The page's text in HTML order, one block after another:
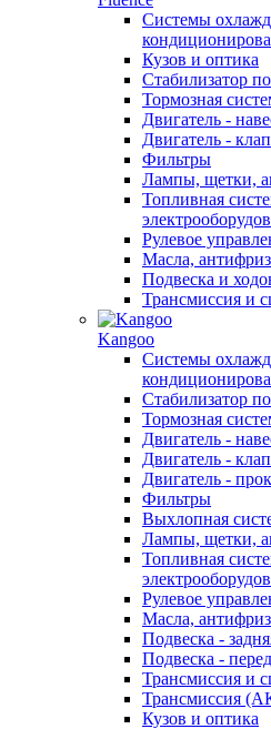
Системы
Кузов и оптика
Стабилизатор
Тормозная
Двигатель -
Двигатель -
Фильтры
Лампы, щетки,
Топливная
Рулевое
Масла,
Подвеска и
Трансмиссия и
Kangoo
Системы
Стабилизатор
Тормозная
Двигатель -
Двигатель -
Двигатель -
Фильтры
Выхлопная
Лампы, щетки,
Топливная
Рулевое
Масла,
Подвеска -
Подвеска -
Трансмиссия и
Трансмиссия
Кузов и оптика